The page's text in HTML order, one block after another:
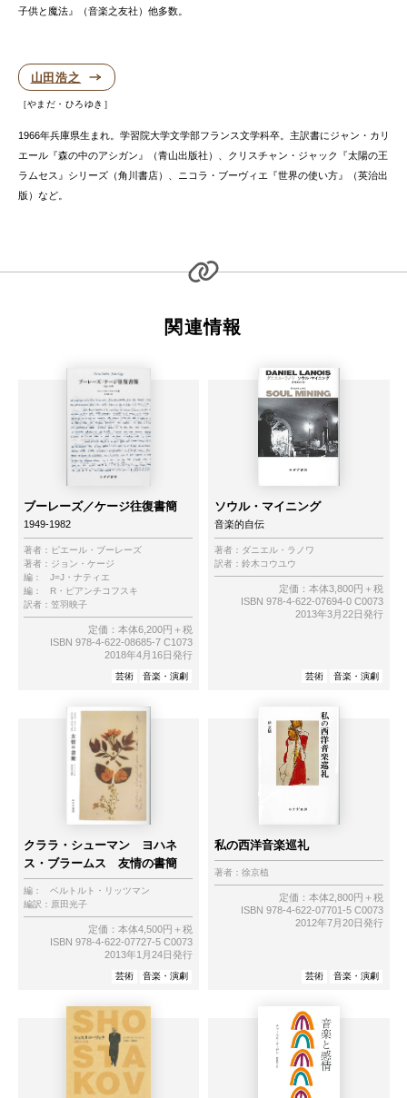
子供と魔法』（音楽之友社）他多数。
山田浩之
やまだ・ひろゆき
1966年兵庫県生まれ。学習院大学文学部フランス文学科卒。主訳書にジャン・カリ
エール『森の中のアシガン』（青山出版社）、クリスチャン・ジャック『太陽の王
ラムセス』シリーズ（角川書店）、ニコラ・ブーヴィエ『世界の使い方』（英治出
版）など。
関連情報
ブーレーズ／ケージ往復書簡
1949-1982
著者： ピエール・ブーレーズ
著者： ジョン・ケージ
編：
J=J・ナティエ
編：
R・ピアンチコフスキ
訳者： 笠羽映子
定価：本体6,200円＋税
ISBN 978-4-622-08685-7 C1073
2018年4月16日発行
芸術 音楽・演劇
ソウル・マイニング
音楽的自伝
著者： ダニエル・ラノワ
訳者： 鈴木コウユウ
定価：本体3,800円＋税
ISBN 978-4-622-07694-0 C0073
2013年3月22日発行
芸術 音楽・演劇
クララ・シューマン ヨハネ
ス・ブラームス 友情の書簡
編：
ベルトルト・リッツマン
編訳： 原田光子
定価：本体4,500円＋税
ISBN 978-4-622-07727-5 C0073
2013年1月24日発行
芸術 音楽・演劇
私の西洋音楽巡礼
著者： 徐京植
定価：本体2,800円＋税
ISBN 978-4-622-07701-5 C0073
2012年7月20日発行
芸術 音楽・演劇